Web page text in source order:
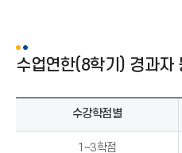
수업연한(8학기) 경과자
수강학점별
1~3학점